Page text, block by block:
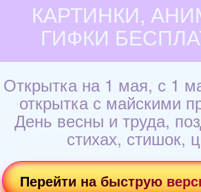
КАРТИНКИ,
ГИФКИ
Открытка на 1 мая, с 1
открытка с майскими
День весны и труда,
стихах, стишок,
Перейти на быструю